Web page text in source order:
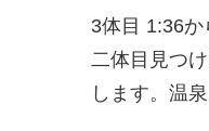
3体目 1:36
二体目見つ
します。温